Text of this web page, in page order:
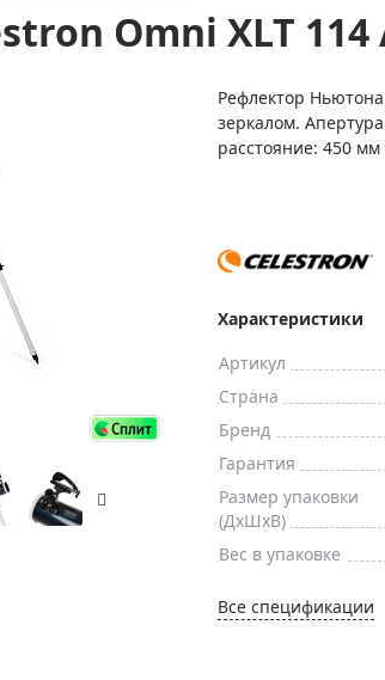
Аксессуары для зрительных труб
Аксессуары для луп
Аксессуары для приборов ночного
Распродажа оптики по
Распродажа выставочных образцов
Omni XLT 114
Рефлектор
зеркалом.
расстояние: 450 мм
Характеристики
Артикул
Страна
Бренд
Гарантия
Размер упаковки
(ДxШxВ)
Вес в упаковке
Все спецификации